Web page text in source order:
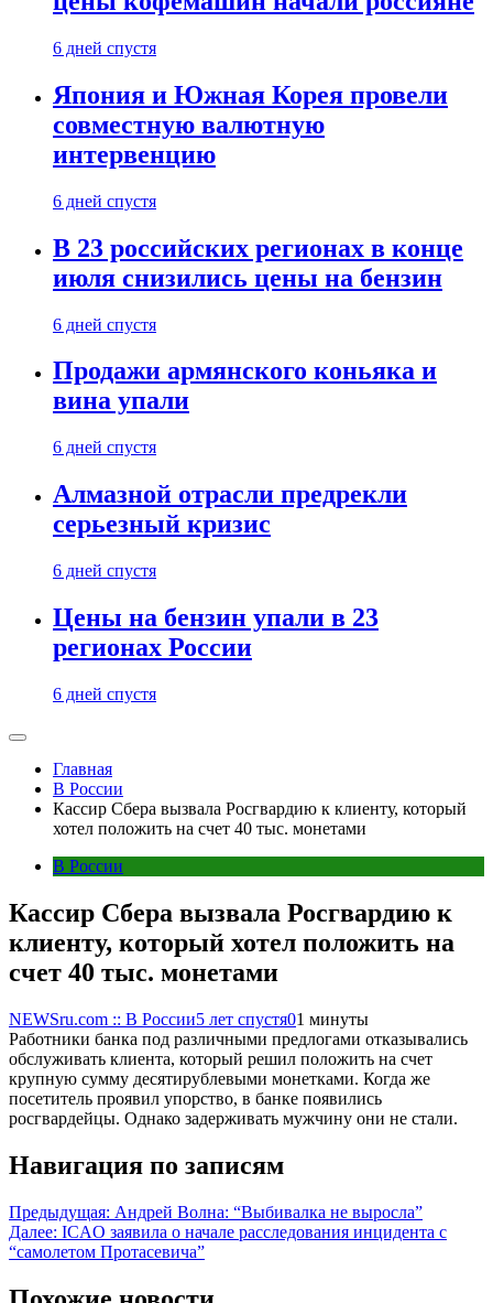
6 дней спустя
Япония и Южная Корея провели
совместную валютную
интервенцию
6 дней спустя
В 23 российских регионах в конце
июля снизились цены на бензин
6 дней спустя
Продажи армянского коньяка и
вина упали
6 дней спустя
Алмазной отрасли предрекли
серьезный кризис
6 дней спустя
Цены на бензин упали в 23
регионах России
6 дней спустя
Главная
В России
Кассир Сбера вызвала Росгвардию к клиенту, который
хотел положить на счет 40 тыс. монетами
В России
Кассир Сбера вызвала Росгвардию к
клиенту, который хотел положить на
счет 40 тыс. монетами
NEWSru.com :: В России5 лет спустя01 минуты
Работники банка под различными предлогами отказывались
обслуживать клиента, который решил положить на счет
крупную сумму десятирублевыми монетками. Когда же
посетитель проявил упорство, в банке появились
росгвардейцы. Однако задерживать мужчину они не стали.
Навигация по записям
Предыдущая: Андрей Волна: “Выбивалка не выросла”
Далее: ICAO заявила о начале расследования инцидента с
“самолетом Протасевича”